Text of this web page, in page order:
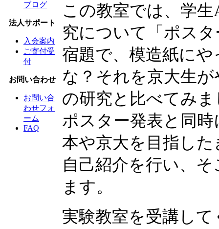
ブログ
法人サポート
入会案内
ご寄付受
付
お問い合わせ
お問い合
わせフォ
ーム
FAQ
この教室では、学
究について「ポス
宿題で、模造紙に
な？それを京大生
の研究と比べてみ
ポスター発表と同
本や京大を目指し
自己紹介を行い、
ます。
実験教室を受講し